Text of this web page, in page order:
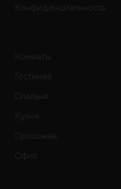
Конфиденциальность
Комнаты
Гостиная
Спальня
Кухня
Прихожая
Офис